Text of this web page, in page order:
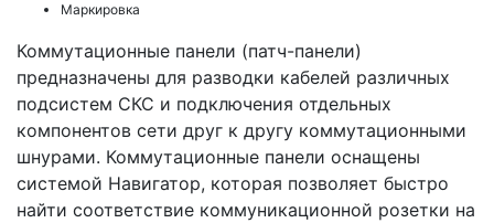
Маркировка
Коммутационные панели (патч-панели)
предназначены для разводки кабелей различных
подсистем СКС и подключения отдельных
компонентов сети друг к другу коммутационными
шнурами. Коммутационные панели оснащены
системой Навигатор, которая позволяет быстро
найти соответствие коммуникационной розетки на